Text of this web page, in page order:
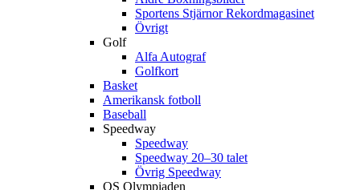
Sportens Stjärnor Rekordmagasinet
Övrigt
Golf
Alfa Autograf
Golfkort
Basket
Amerikansk fotboll
Baseball
Speedway
Speedway
Speedway 20–30 talet
Övrig Speedway
OS Olympiaden